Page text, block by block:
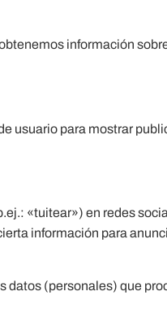
información
usuario para mostrar
«tuitear») en redes
información para
datos (personales) que